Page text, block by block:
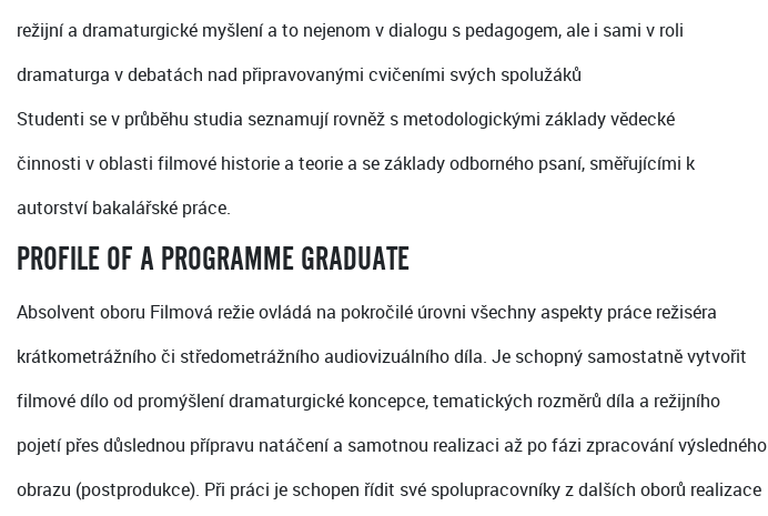
režijní a dramaturgické myšlení a to nejenom v dialogu s pedagogem, ale i sami v roli
dramaturga v debatách nad připravovanými cvičeními svých spolužáků
Studenti se v průběhu studia seznamují rovněž s metodologickými základy vědecké
činnosti v oblasti filmové historie a teorie a se základy odborného psaní, směřujícími k
autorství bakalářské práce.
PROFILE OF A PROGRAMME GRADUATE
Absolvent oboru Filmová režie ovládá na pokročilé úrovni všechny aspekty práce režiséra
krátkometrážního či středometrážního audiovizuálního díla. Je schopný samostatně vytvořit
filmové dílo od promýšlení dramaturgické koncepce, tematických rozměrů díla a režijního
pojetí přes důslednou přípravu natáčení a samotnou realizaci až po fázi zpracování výsledného
obrazu (postprodukce). Při práci je schopen řídit své spolupracovníky z dalších oborů realizace